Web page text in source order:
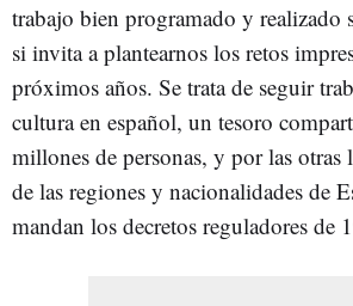
trabajo bien programado y realizado
si invita a plantearnos los retos
próximos años. Se trata de seguir
cultura en español, un tesoro
millones de personas, y por las otras
de las regiones y nacionalidades de
mandan los decretos reguladores de